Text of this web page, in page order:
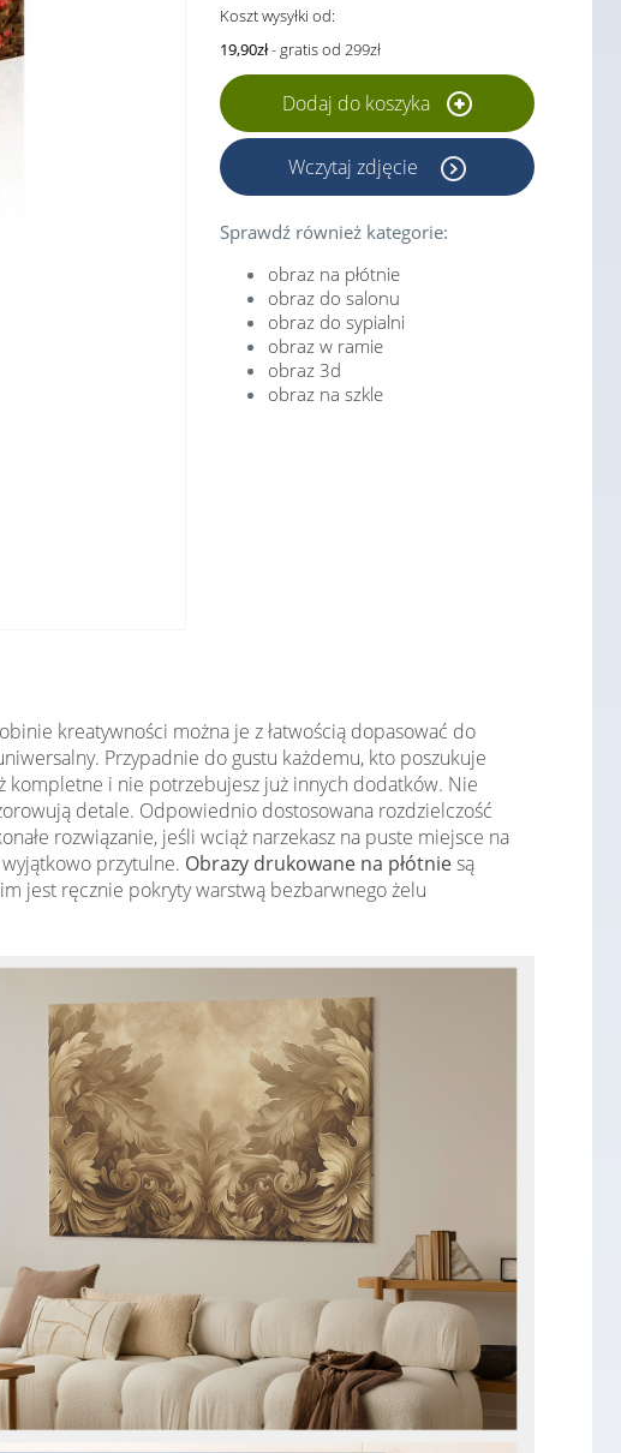
Koszt wysyłki od:
19,90zł- gratis od 299zł
Dodaj do koszyka
Wczytaj zdjęcie
Sprawdź również kategorie:
obraz na płótnie
obraz do salonu
obraz do sypialni
obraz w ramie
obraz 3d
obraz na szkle
kreatywności można je z łatwością dopasować do
Przypadnie do gustu każdemu, kto poszukuje
kompletne i nie potrzebujesz już innych dodatków. Nie
detale. Odpowiednio dostosowana rozdzielczość
rozwiązanie, jeśli wciąż narzekasz na puste miejsce na
przytulne. Obrazy drukowane na płótniesą
jest ręcznie pokryty warstwą bezbarwnego żelu